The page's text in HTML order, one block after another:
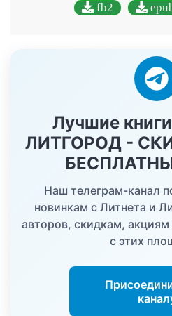
fb2
Лучшие
ЛИТГОРОД -
Наш телеграм-канал
новинкам с Литнета и
авторов, скидкам,
с этих